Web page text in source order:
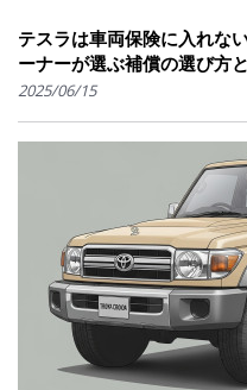
テスラは車両保険に入れな
ーナーが選ぶ補償の選び方
2025/06/15